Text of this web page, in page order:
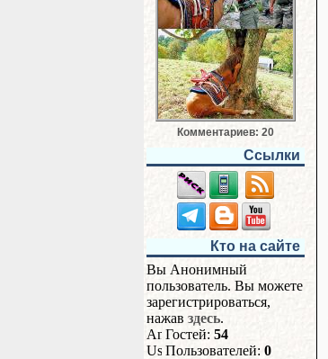
Комментариев: 20
Ссылки
Кто на сайте
Вы Анонимный
пользователь. Вы можете
зарегистрироваться,
нажав здесь.
Гостей: 54
Пользователей: 0